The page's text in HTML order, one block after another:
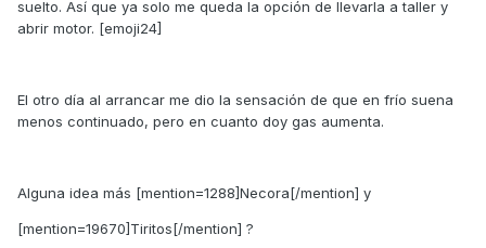
suelto. Así que ya solo me queda la opción de llevarla a taller y
abrir motor. [emoji24]
El otro día al arrancar me dio la sensación de que en frío suena
menos continuado, pero en cuanto doy gas aumenta.
Alguna idea más [mention=1288]Necora[/mention] y
[mention=19670]Tiritos[/mention] ?